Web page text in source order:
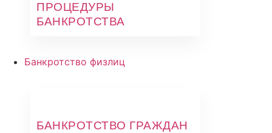
ПРОЦЕДУРЫ
БАНКРОТСТВА
Банкротство физлиц
БАНКРОТСТВО ГРАЖДАН